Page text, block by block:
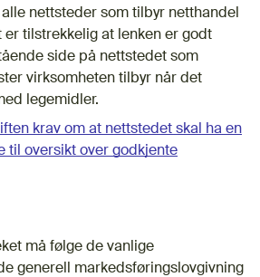
nettsteder som tilbyr netthandel
er tilstrekkelig at lenken er godt
side på nettstedet som
virksomheten tilbyr når det
legemidler.
krav om at nettstedet skal ha en
til oversikt over godkjente
må følge de vanlige
generell markedsføringslovgivning